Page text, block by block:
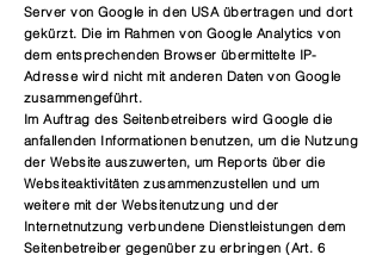
Server von Google in den USA übertragen und dort
gekürzt. Die im Rahmen von Google Analytics von
dem entsprechenden Browser übermittelte IP-
Adresse wird nicht mit anderen Daten von Google
zusammengeführt.
Im Auftrag des Seitenbetreibers wird Google die
anfallenden Informationen benutzen, um die Nutzung
der Website auszuwerten, um Reports über die
Websiteaktivitäten zusammenzustellen und um
weitere mit der Websitenutzung und der
Internetnutzung verbundene Dienstleistungen dem
Seitenbetreiber gegenüber zu erbringen (Art. 6